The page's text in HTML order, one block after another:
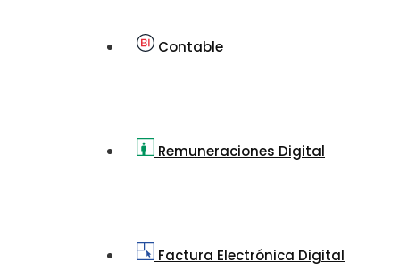
Contable
Remuneraciones Digital
Factura Electrónica Digital